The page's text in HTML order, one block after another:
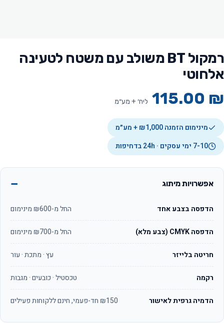
רמקול BT משולב עם משטח לטעינה
אלחוטי
115.00 ₪ ליח׳ + מע״מ
מינימום הזמנה ₪1,000 + מע״מ
7-10 ימי עסקים · 24h בדחיפות
אפשרויות מיתוג
הדפסה בצבע אחד החל מ-₪600 מינימום
הדפסה CMYK (צבע מלא) החל מ-₪700 מינימום
חריטה בלייזר עץ · מתכת · עור
רקמה טכסטיל · כובעים · מגבות
הדמיה גרפית לאישור ₪150 חד-פעמי, חינם ללקוחות פעילים